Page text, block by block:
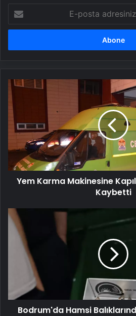
posta
adresinizi
Yem
Karma
Makinesine
Kapılan
Adam
Kaybetti
Yem Karma Makinesine
Kaybetti
Bodrum'da
Hamsi
Balıklarında
Denetim
Yapıldı
Bodrum'da Hamsi